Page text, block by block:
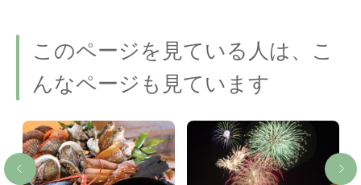
このページを見ている人は、こ
んなページも見ています